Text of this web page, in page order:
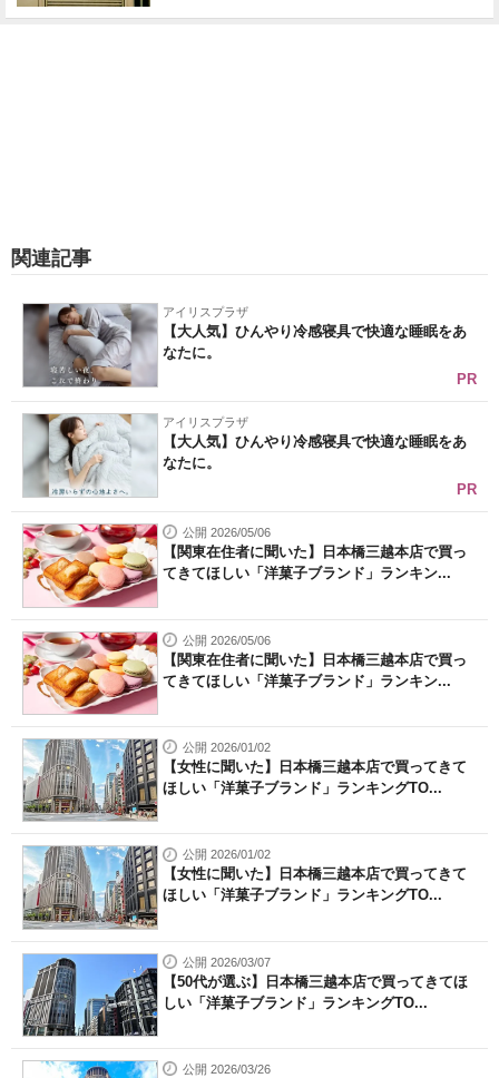
関連記事
アイリスプラザ
【大人気】ひんやり冷感寝具で快適な睡眠をあ
なたに。
PR
アイリスプラザ
【大人気】ひんやり冷感寝具で快適な睡眠をあ
なたに。
PR
公開 2026/05/06
【関東在住者に聞いた】日本橋三越本店で買っ
てきてほしい「洋菓子ブランド」ランキン...
公開 2026/05/06
【関東在住者に聞いた】日本橋三越本店で買っ
てきてほしい「洋菓子ブランド」ランキン...
公開 2026/01/02
【女性に聞いた】日本橋三越本店で買ってきて
ほしい「洋菓子ブランド」ランキングTO...
公開 2026/01/02
【女性に聞いた】日本橋三越本店で買ってきて
ほしい「洋菓子ブランド」ランキングTO...
公開 2026/03/07
【50代が選ぶ】日本橋三越本店で買ってきてほ
しい「洋菓子ブランド」ランキングTO...
公開 2026/03/26